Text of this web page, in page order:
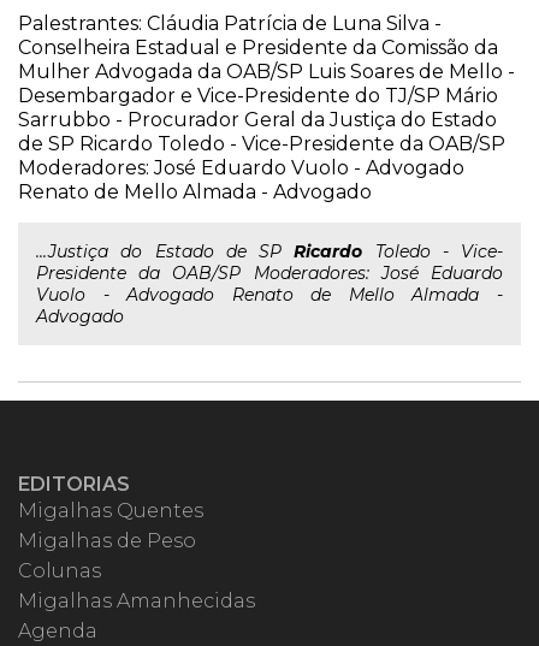
Palestrantes: Cláudia Patrícia de Luna Silva -
Conselheira Estadual e Presidente da Comissão da
Mulher Advogada da OAB/SP Luis Soares de Mello -
Desembargador e Vice-Presidente do TJ/SP Mário
Sarrubbo - Procurador Geral da Justiça do Estado
de SP Ricardo Toledo - Vice-Presidente da OAB/SP
Moderadores: José Eduardo Vuolo - Advogado
Renato de Mello Almada - Advogado
...Justiça do Estado de SPRicardo Toledo - Vice-
Presidente da OAB/SP Moderadores: José Eduardo
Vuolo - Advogado Renato de Mello Almada -
Advogado
EDITORIAS
Migalhas Quentes
Migalhas de Peso
Colunas
Migalhas Amanhecidas
Agenda